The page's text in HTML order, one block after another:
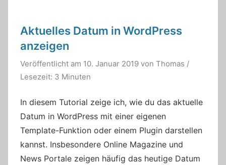
Aktuelles Datum in WordPress
anzeigen
Veröffentlicht am 10. Januar 2019 von Thomas /
Lesezeit: 3 Minuten
In diesem Tutorial zeige ich, wie du das aktuelle
Datum in WordPress mit einer eigenen
Template-Funktion oder einem Plugin darstellen
kannst. Insbesondere Online Magazine und
News Portale zeigen häufig das heutige Datum